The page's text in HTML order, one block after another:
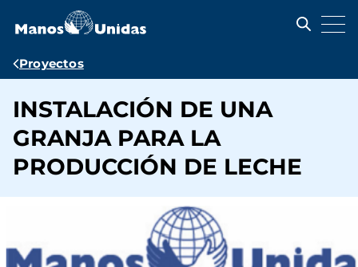
contenido
Ruta
navegación
Proyectos
INSTALACIÓN DE UNA
GRANJA PARA LA
PRODUCCIÓN DE LECHE